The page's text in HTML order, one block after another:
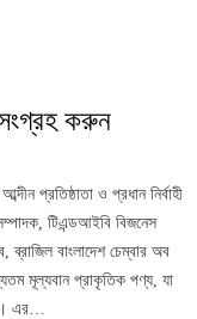
করুন
প্রতিষ্ঠাতা ও প্রধান নির্বাহী
টিএন্ডআইবি বিজনেস
ব্রাজিল বাংলাদেশ চেম্বার অব
মূল্যবান প্রাকৃতিক পণ্য, যা
এর…